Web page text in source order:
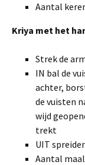
Aantal
Kriya met het
Strek de
IN bal de
achter,
de vuisten
wijd
trekt
UIT
Aantal